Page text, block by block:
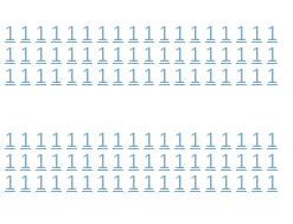
1 1 1 1 1 1 1 1 1 1 1 1 1 1 1 1 1 1
1 1 1 1 1 1 1 1 1 1 1 1 1 1 1 1 1 1
1 1 1 1 1 1 1 1 1 1 1 1 1 1 1 1 1 1
1 1 1 1 1 1 1 1 1 1 1 1 1 1 1 1 1 1
1 1 1 1 1 1 1 1 1 1 1 1 1 1 1 1 1 1
1 1 1 1 1 1 1 1 1 1 1 1 1 1 1 1 1 1